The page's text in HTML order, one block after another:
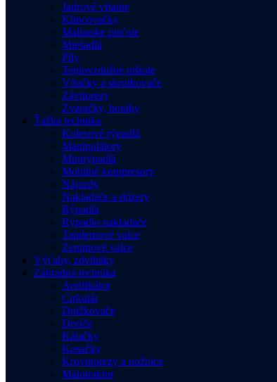
Jadrové vŕtanie
Klincovačky
Maliarske pisťole
Miešadlá
Píly
Teplovzdušné pištole
Vŕtačky a skrutkovače
Závitorezy
Zváračky, horáky
Ťažká technika
Kolesové rýpadlá
Manipulátory
Minirýpadlá
Mobilné kompresory
Nájazdy
Nakladače a dózery
Rýpadlá
Rýpadlo nakladače
Tandemové valce
Zeminové valce
Výťahy, zdviháky
Záhradná technika
Aerifikátor
Cirkulár
Drážkovače
Drviče
Kálačky
Kosačky
Krovinorezy a nožnice
Malotraktor